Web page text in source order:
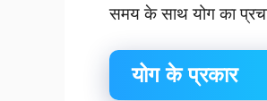
समय के साथ योग का
योग के प्रकार